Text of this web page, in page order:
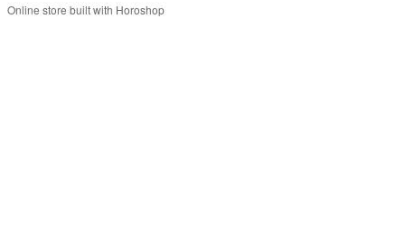
Online store built with Horoshop